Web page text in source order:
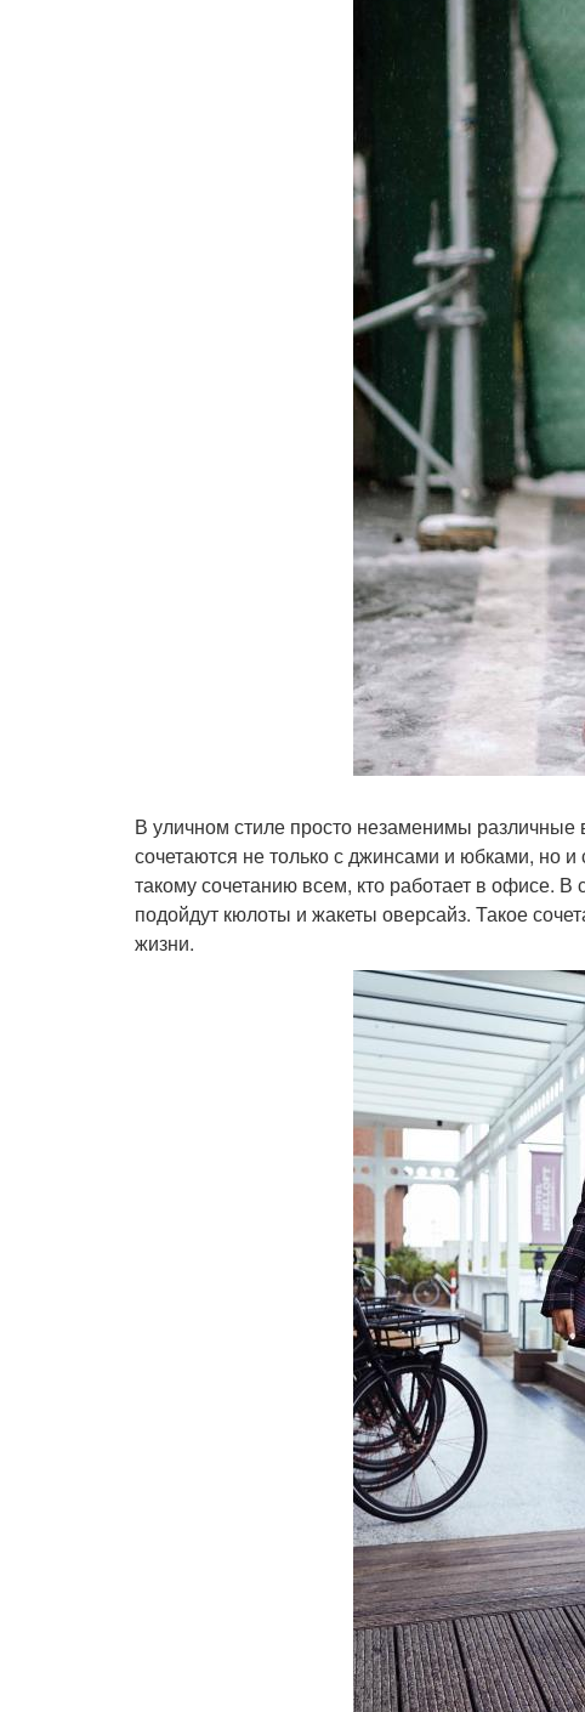
В уличном стиле просто незаменимы
сочетаются не только с джинсами и юбками, но
такому сочетанию всем, кто работает в офисе.
подойдут кюлоты и жакеты оверсайз. Такое
жизни.